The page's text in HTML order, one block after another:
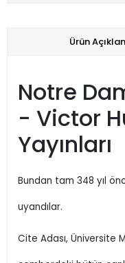
Ürün
Notre
- Victor
Yayınları
Bundan tam 348 yıl
uyandılar.
Cite Adası, Üniversite